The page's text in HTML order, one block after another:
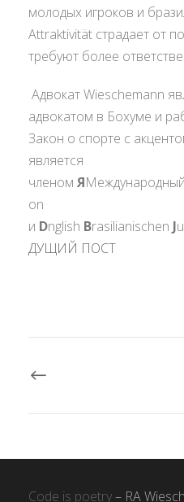
молодых игроков и
Attraktivität страдает от
требуют более
Адвокат Wieschemann
адвокатом в Бохуме и
Закон о спорте с
является
членом ЯМеждународный
on
и Dnglish Brasilianischen J
ДУЩИЙ ПОСТ
Code is poetry– RA